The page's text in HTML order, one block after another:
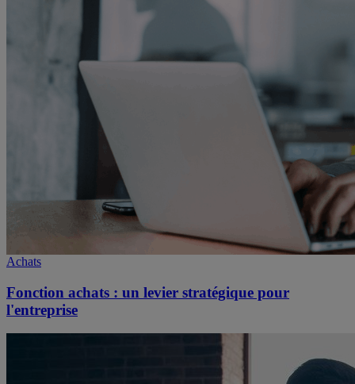
Achats
Fonction achats : un levier stratégique pour
l'entreprise